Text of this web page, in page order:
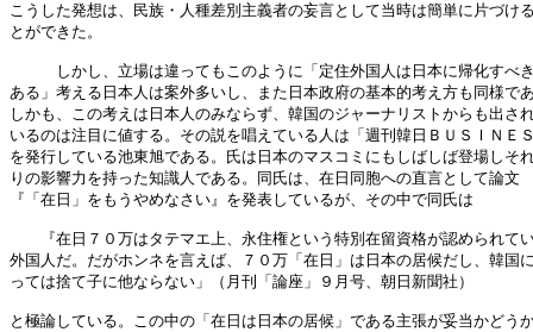
こうした発想は、民族・人種差別主義者の妄言として当時は簡単に片づけ
とができた。
しかし、立場は違ってもこのように「定住外国人は日本に帰化すべ
ある」考える日本人は案外多いし、また日本政府の基本的考え方も同様で
しかも、この考えは日本人のみならず、韓国のジャーナリストからも出さ
いるのは注目に値する。その説を唱えている人は「週刊韓日ＢＵＳＩＮＥ
を発行している池東旭である。氏は日本のマスコミにもしばしば登場しそ
りの影響力を持った知識人である。同氏は、在日同胞への直言として論文
『「在日」をもうやめなさい』を発表しているが、その中で同氏は
『在日７０万はタテマエ上、永住権という特別在留資格が認められて
外国人だ。だがホンネを言えば、７０万「在日」は日本の居候だし、韓国
っては捨て子に他ならない」（月刊「論座」９月号、朝日新聞社）
と極論している。この中の「在日は日本の居候」である主張が妥当かどう